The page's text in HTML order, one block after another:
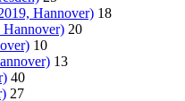
Hannover) 18
Hannover) 20
10
13
40
27